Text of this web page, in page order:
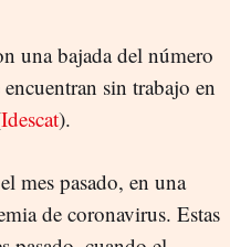
una bajada del número
sin trabajo en
Idescat).
mes pasado, en una
de coronavirus. Estas